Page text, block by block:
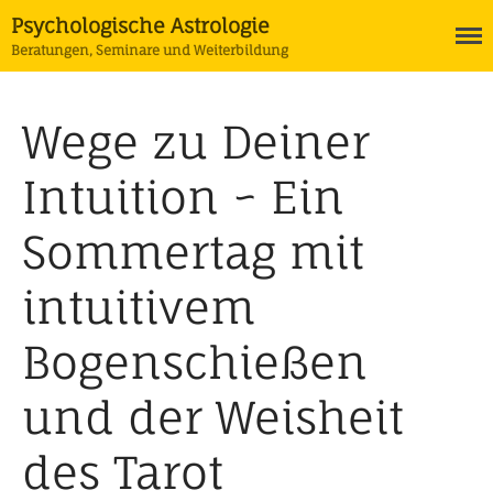
Termine
Astrologie
Ausbildung Psychologische
Astrologie
Horoskope
Tarot
Psychologische Astrologie
Beratungen, Seminare und Weiterbildung
Wege zu Deiner
Intuition ~ Ein
Sommertag mit
intuitivem
Bogenschießen
und der Weisheit
des Tarot